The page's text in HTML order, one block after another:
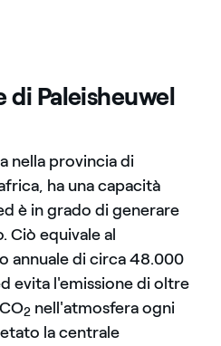
di Paleisheuwel
nella provincia di
ha una capacità
è in grado di generare
Ciò equivale al
annuale di circa 48.000
evita l'emissione di oltre
2 nell'atmosfera ogni
la centrale